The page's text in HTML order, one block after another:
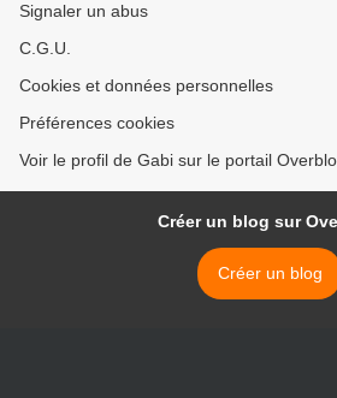
Signaler un abus
C.G.U.
Cookies et données personnelles
Préférences cookies
Voir le profil de Gabi sur le portail
Créer un blog sur
Créer un blog